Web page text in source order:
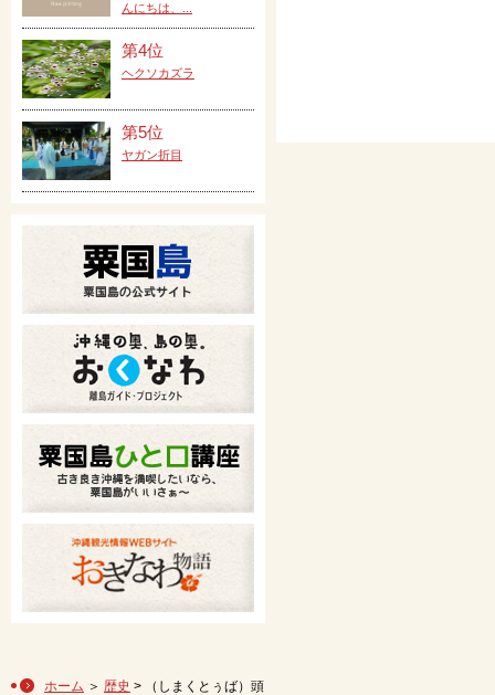
んにちは、...
第4位
ヘクソカズラ
第5位
ヤガン折目
ホーム ＞ 歴史 > （しまくとぅば）頭